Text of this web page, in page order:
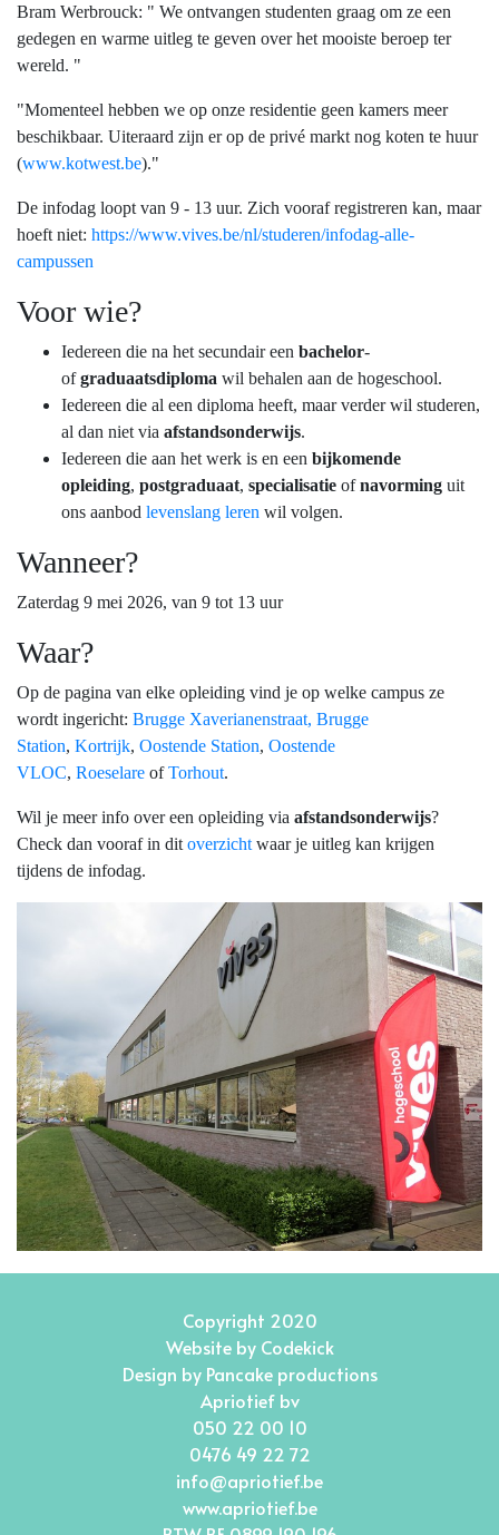
Bram Werbrouck: " We ontvangen studenten graag om ze een
gedegen en warme uitleg te geven over het mooiste beroep ter
wereld. "
"Momenteel hebben we op onze residentie geen kamers meer
beschikbaar. Uiteraard zijn er op de privé markt nog koten te huur
(www.kotwest.be)."
De infodag loopt van 9 - 13 uur. Zich vooraf registreren kan, maar
hoeft niet: https://www.vives.be/nl/studeren/infodag-alle-
campussen
Voor wie?
Iedereen die na het secundair een bachelor-
ofgraduaatsdiploma wil behalen aan de hogeschool.
Iedereen die al een diploma heeft, maar verder wil studeren,
al dan niet via afstandsonderwijs.
Iedereen die aan het werk is en een bijkomende
opleiding, postgraduaat, specialisatie ofnavorming uit
ons aanbod levenslang leren wil volgen.
Wanneer?
Zaterdag 9 mei 2026, van 9 tot 13 uur
Waar?
Op de pagina van elke opleiding vind je op welke campus ze
wordt ingericht: Brugge Xaverianenstraat, Brugge
Station, Kortrijk, Oostende Station, Oostende
VLOC, Roeselare ofTorhout.
Wil je meer info over een opleiding via afstandsonderwijs?
Check dan vooraf in dit overzicht waar je uitleg kan krijgen
tijdens de infodag.
Copyright 2020
Website by Codekick
Design by Pancake productions
Apriotief bv
050 22 00 10
0476 49 22 72
info@apriotief.be
www.apriotief.be